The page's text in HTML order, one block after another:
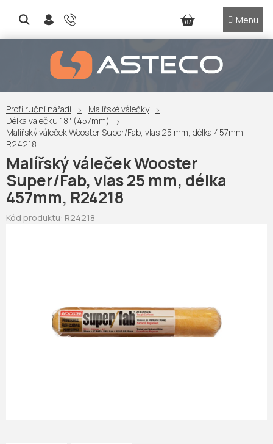
NÁKUPNÍ
KOŠÍK
Malířský váleček Wooster
Super/Fab, vlas 25 mm, délka
457mm, R24218
Kód produktu: R24218
Profi ruční nářadí
Malířské válečky
Délka válečku 18" (457mm)
Malířský váleček Wooster Super/Fab, vlas 25 mm, délka 457mm,
R24218